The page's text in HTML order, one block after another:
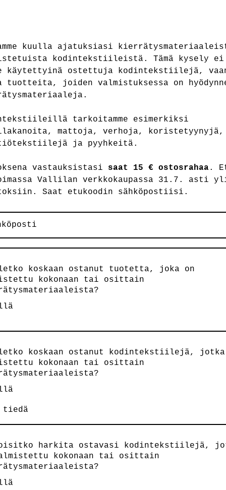
kuulla ajatuksiasi
kodintekstiileistä. Tämä kysely ei
käytettyinä ostettuja kodintekstiilejä,
tuotteita, joiden valmistuksessa on
tarkoitamme esimerkiksi
mattoja, verhoja, koristetyynyjä,
ja pyyhkeitä.
vastauksistasi saat 15 € ostosrahaa.
Vallilan verkkokaupassa 31.7. asti
Saat etukoodin sähköpostiisi.
koskaan ostanut tuotetta, joka on
kokonaan tai osittain
koskaan ostanut kodintekstiilejä, jotka
kokonaan tai osittain
tiedä
harkita ostavasi kodintekstiilejä,
kokonaan tai osittain